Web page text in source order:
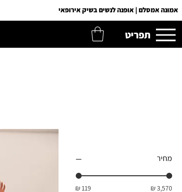
אמונה אמסלם | אופנה לנשים בשיק אירופאי
תפריט
מחיר